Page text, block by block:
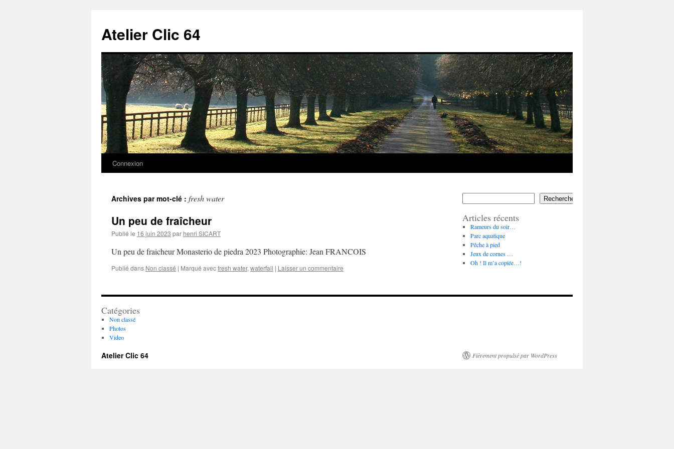
contenu
Atelier Clic 64
Connexion
Archives par mot-clé : fresh water
Un peu de fraîcheur
Publié le 16 juin 2023 par henri SICART
Un peu de fraicheur Monasterio de piedra 2023 Photographie: Jean FRANCOIS
Publié dans Non classé | Marqué avecfresh water, waterfall | Laisser un commentaire
Rechercher
Articles récents
Rameurs du soir…
Parc aquatique
Pêche à pied
Jeux de cornes …
Oh ! Il m’a copiée…!
Catégories
Non classé
Photos
Video
Atelier Clic 64 Fièrement propulsé par WordPress